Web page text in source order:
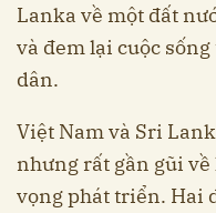
Lanka về một đất
và đem lại cuộc
dân.
Việt Nam và Sri
nhưng rất gần gũi
vọng phát triển. Hai